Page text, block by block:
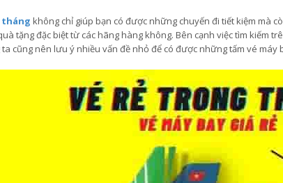
tháng không chỉ giúp bạn có được những chuyến đi tiết kiệm mà
tặng đặc biệt từ các hãng hàng không. Bên cạnh việc tìm kiếm
cũng nên lưu ý nhiều vấn đề nhỏ để có được những tấm vé máy